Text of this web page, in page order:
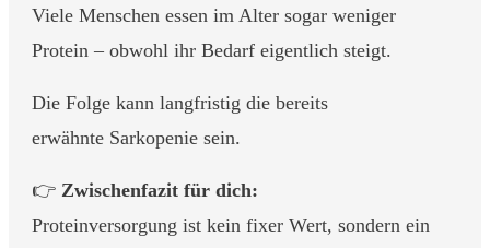
Viele Menschen essen im Alter sogar weniger
Protein – obwohl ihr Bedarf eigentlich steigt.
Die Folge kann langfristig die bereits
erwähnte Sarkopenie sein.
👉 Zwischenfazit für dich:
Proteinversorgung ist kein fixer Wert, sondern ein